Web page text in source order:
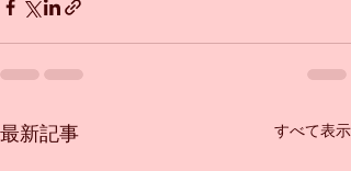
最新記事 すべて表示